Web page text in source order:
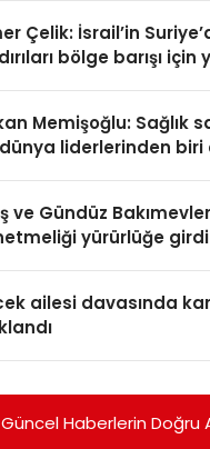
Çelik: İsrail’in
bölge barışı için
Memişoğlu: Sağlık
liderlerinden biri
ve Gündüz
yürürlüğe girdi
ailesi davasında
Haberlerin Doğru